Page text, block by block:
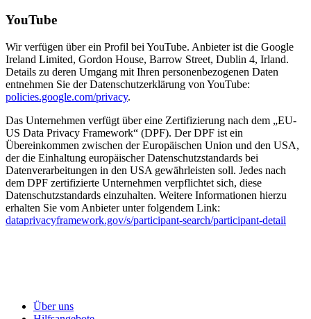
YouTube
Wir verfügen über ein Profil bei YouTube. Anbieter ist die Google
Ireland Limited, Gordon House, Barrow Street, Dublin 4, Irland.
Details zu deren Umgang mit Ihren personenbezogenen Daten
entnehmen Sie der Datenschutzerklärung von YouTube:
policies.google.com/privacy.
Das Unternehmen verfügt über eine Zertifizierung nach dem „EU-
US Data Privacy Framework“ (DPF). Der DPF ist ein
Übereinkommen zwischen der Europäischen Union und den USA,
der die Einhaltung europäischer Datenschutzstandards bei
Datenverarbeitungen in den USA gewährleisten soll. Jedes nach
dem DPF zertifizierte Unternehmen verpflichtet sich, diese
Datenschutzstandards einzuhalten. Weitere Informationen hierzu
erhalten Sie vom Anbieter unter folgendem Link:
dataprivacyframework.gov/s/participant-search/participant-detail
Über uns